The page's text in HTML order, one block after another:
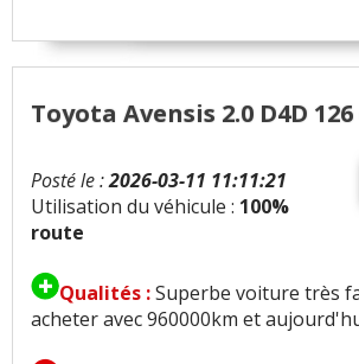
Toyota Avensis 2.0 D4D 126
Posté le :2026-03-11 11:11:21
Utilisation du véhicule : 100%
route
Qualités :Superbe voiture très
acheter avec 960000km et